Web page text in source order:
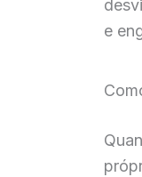
e